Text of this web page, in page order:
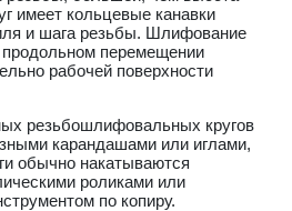
имеет кольцевые канавки
и шага резьбы. Шлифование
продольном перемещении
рабочей поверхности
резьбошлифовальных кругов
карандашами или иглами,
обычно накатываются
роликами или
по копиру.